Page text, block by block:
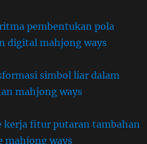
pembentukan pola
digital mahjong ways
simbol liar dalam
mahjong ways
kerja fitur putaran tambahan
mahjong ways